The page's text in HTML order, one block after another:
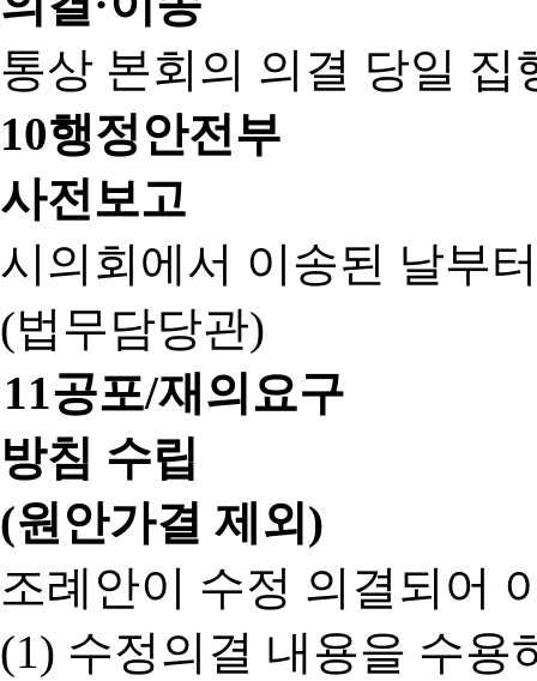
통상 본회의 의결 당일 집
10행정안전부
사전보고
시의회에서 이송된 날부
(법무담당관)
11공포/재의요구
방침 수립
(원안가결 제외)
조례안이 수정 의결되어
(1) 수정의결 내용을 수용